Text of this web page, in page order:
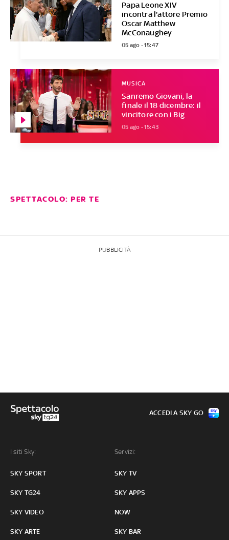
Papa Leone XIV
incontra l'attore Premio
Oscar Matthew
McConaughey
05 ago - 15:47
Sanremo Giovani, la
finale il 18 dicembre: il
vincitore con i Big
MUSICA
05 ago - 15:43
SPETTACOLO: PER TE
PUBBLICITÀ
I siti Sky:
SKY SPORT
SKY TG24
SKY VIDEO
SKY ARTE
Servizi:
SKY TV
SKY APPS
NOW
SKY BAR
ACCEDI A SKY GO